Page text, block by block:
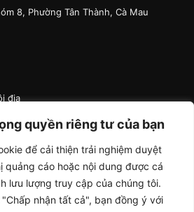
quyền riêng tư của bạn
để cải thiện trải nghiệm duyệt
quảng cáo hoặc nội dung được cá
lưu lượng truy cập của chúng tôi.
nhận tất cả", bạn đồng ý với
8, Phường Tân Thành, Cà Mau
địa
tế